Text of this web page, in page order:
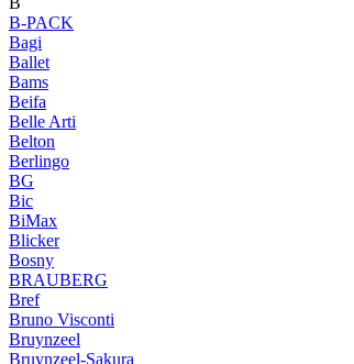
B-PACK
Bagi
Ballet
Bams
Beifa
Belle Arti
Belton
Berlingo
BG
Bic
BiMax
Blicker
Bosny
BRAUBERG
Bref
Bruno Visconti
Bruynzeel
Bruynzeel-Sakura